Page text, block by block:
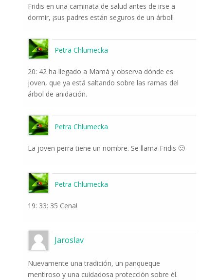
Fridis en una caminata de salud antes de irse a
dormir, ¡sus padres están seguros de un árbol!
Petra Chlumecka
20: 42 ha llegado a Mamá y observa dónde es
joven, que ya está saltando sobre las ramas del
árbol de anidación.
Petra Chlumecka
La joven perra tiene un nombre. Se llama Fridis 🙂
Petra Chlumecka
19: 33: 35 Cena!
Jaroslav
Nuevamente una tradición, un panqueque
mentiroso y una cuidadosa protección sobre él.